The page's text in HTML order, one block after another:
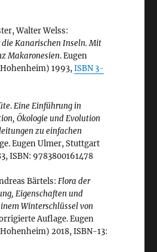
Walter Welss:
Kanarischen Inseln. Mit
Makaronesien. Eugen
1993,ISBN 3-
.Eine Einführung in
Ökologie und Evolution
zu einfachen
Eugen Ulmer, Stuttgart
ISBN: 9783800161478
Bärtels: Flora der
Eigenschaften und
Winterschlüssel von
Auflage. Eugen
2018, ISBN-13: